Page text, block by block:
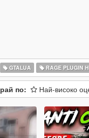
GTALUA RAGE PLUGIN
по: Най-високо